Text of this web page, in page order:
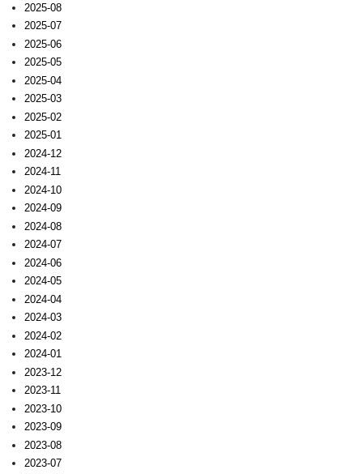
2025-08
2025-07
2025-06
2025-05
2025-04
2025-03
2025-02
2025-01
2024-12
2024-11
2024-10
2024-09
2024-08
2024-07
2024-06
2024-05
2024-04
2024-03
2024-02
2024-01
2023-12
2023-11
2023-10
2023-09
2023-08
2023-07